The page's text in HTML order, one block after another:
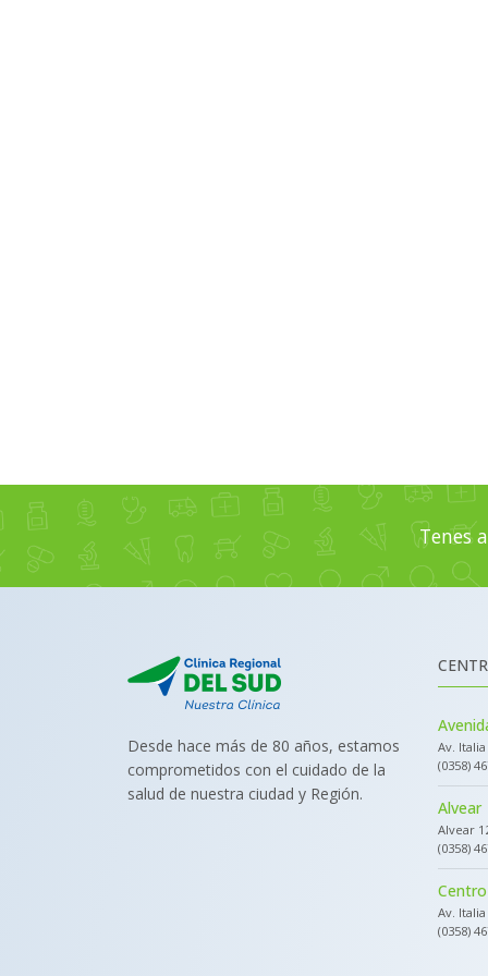
Tenes
Desde hace más de 80 años, estamos
comprometidos con el cuidado de la
salud de nuestra ciudad y Región.
Av.
(0358)
Alvear
Alvear
(0358)
Av.
(0358)